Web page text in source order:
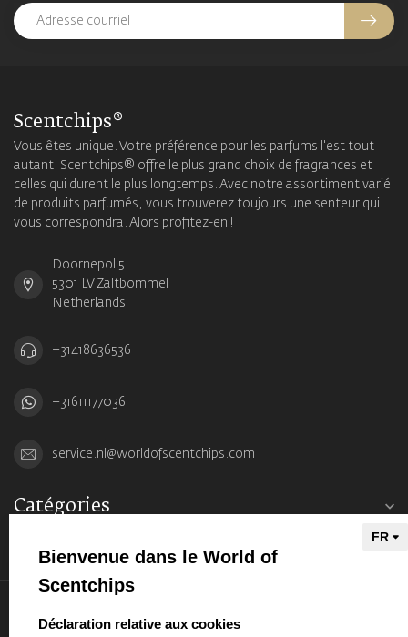
Scentchips®
Vous êtes unique. Votre préférence pour les parfums l'est tout
autant. Scentchips® offre le plus grand choix de fragrances et
celles qui durent le plus longtemps. Avec notre assortiment varié
de produits parfumés, vous trouverez toujours une senteur qui
vous correspondra. Alors profitez-en !
Doornepol 5
5301 LV Zaltbommel
Netherlands
+31418636536
+31611177036
service.nl@worldofscentchips.com
Catégories
Informations
Bienvenue dans le World of
Scentchips
select language
Déclaration relative aux cookies